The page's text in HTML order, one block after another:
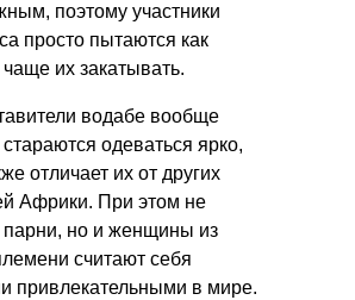
поэтому участники
просто пытаются как
их закатывать.
водабе вообще
стараются одеваться ярко,
отличает их от других
Африки. При этом не
парни, но и женщины из
считают себя
привлекательными в мире.